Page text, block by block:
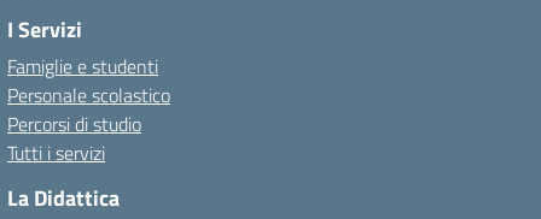
I Servizi
Famiglie e studenti
Personale scolastico
Percorsi di studio
Tutti i servizi
La Didattica